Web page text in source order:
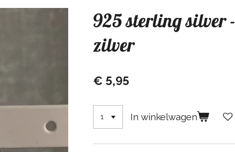
925 sterling silver
zilver
€ 5,95
In winkelwagen